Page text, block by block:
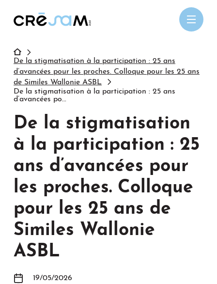
contenu
De la stigmatisation à la participation : 25 ans
d’avancées pour les proches. Colloque pour les 25 ans
de Similes Wallonie ASBL
De la stigmatisation à la participation : 25 ans
d’avancées po...
De la stigmatisation
à la participation : 25
ans d’avancées pour
les proches. Colloque
pour les 25 ans de
Similes Wallonie
ASBL
19/05/2026